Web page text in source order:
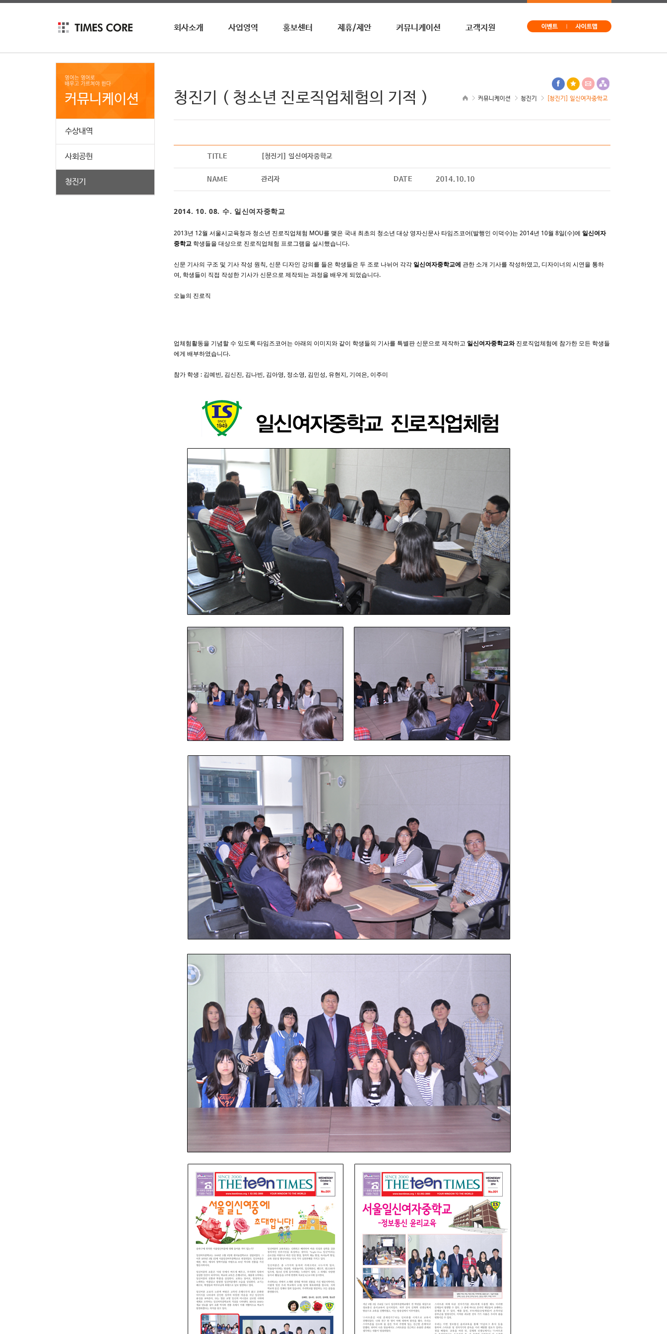
회사소개
인재채용
사업영역
영자월간지
온라인학습
홍보센터
홍보영상
제휴/제안
광고안내
커뮤니케이션
청진기
고객지원
커뮤니케이션
수상내역
사회공헌
청진기
[청진기] 일신여자중학교
청진기
커뮤니케이션
청진기 ( 청소년 진로직업체험의 기적 )
TITLE [청진기] 일신여자중학교
NAME 관리자 DATE 2014.10.10
2014. 10. 08. 수. 일신여자중학교
2013년 12월 서울시교육청과 청소년 진로직업체험 MOU를 맺은 국내 최초의 청소년 대상 영자신문사 타임즈코어(발행인 이덕수)는 2014년 10월 8일(수)에 일신여자
중학교 학생들을 대상으로 진로직업체험 프로그램을 실시했습니다.
신문 기사의 구조 및 기사 작성 원칙, 신문 디자인 강의를 들은 학생들은 두 조로 나뉘어 각각 일신여자중학교에 관한 소개 기사를 작성하였고, 디자이너의 시연을 통하
여, 학생들이 직접 작성한 기사가 신문으로 제작되는 과정을 배우게 되었습니다.
오늘의 진로직
업체험활동을 기념할 수 있도록 타임즈코어는 아래의 이미지와 같이 학생들의 기사를 특별판 신문으로 제작하고 일신여자중학교와 진로직업체험에 참가한 모든 학생들
에게 배부하였습니다.
참가 학생 : 김예빈, 김신진, 김나빈, 김아영, 정소영, 김민성, 유현지, 기여은, 이주미